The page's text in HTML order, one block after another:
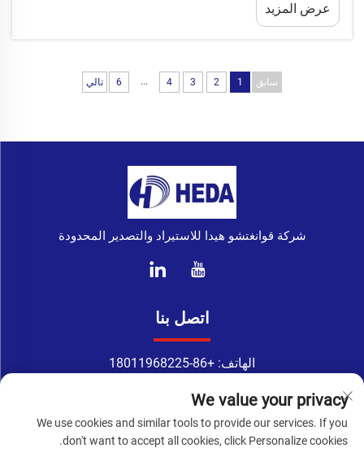
وتقدّم شركة هيدا مجموعة متنوعة من الخيارات لاختيار
الرف المثالي ل...
عرض المزيد
سابق 1
2
3
4
...
6 تالي
شركة قوانغتشو هيدا للاستيراد والتصدير المحدودة
اتصل بنا
الهاتف: +86-18011968225
البريد الإلكتروني:
Address: رقم 133-1، طريق تينغ يوان، طريق شينغانغ الشرقية،
We value your privacy
We use cookies and similar tools to provide our services. If you
don't want to accept all cookies, click Personalize cookies.